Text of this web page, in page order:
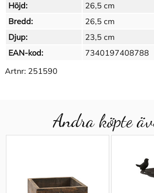
Höjd:
26,5 cm
Bredd:
26,5 cm
Djup:
23,5 cm
EAN-kod:
7340197408788
Artnr: 251590
Andra köpte